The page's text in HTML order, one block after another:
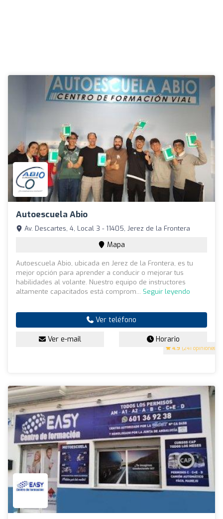
Autoescuela Abio
4.9 (241 opiniones)
Av. Descartes, 4, Local 3 - 11405, Jerez de la Frontera
Mapa
Autoescuela Abio, ubicada en Jerez de la Frontera, es tu
mejor opción para aprender a conducir o mejorar tus
habilidades al volante. Nuestro equipo de instructores
altamente capacitados está comprom... Seguir leyendo
Ver teléfono
Ver e-mail Horario